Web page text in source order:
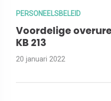
PERSONEELSBELEID
Voordelige
KB 213
20 januari 2022